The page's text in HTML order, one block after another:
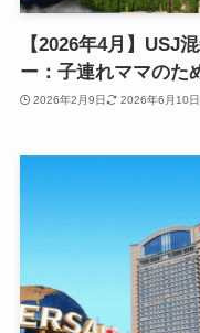
【2026年4月】USJ
ー：子連れママのた
2026年2月9日 2026年6月10日